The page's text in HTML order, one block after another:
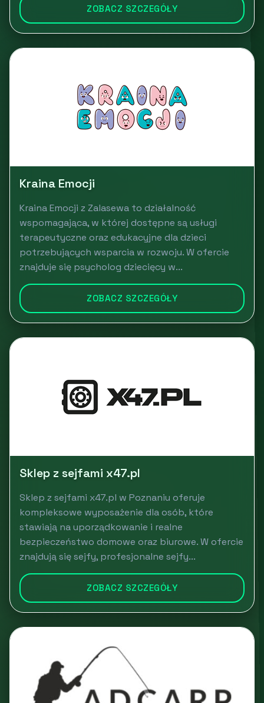
ZOBACZ SZCZEGÓŁY
Kraina Emocji
Kraina Emocji z Zalasewa to działalność
wspomagająca, w której dostępne są usługi
terapeutyczne oraz edukacyjne dla dzieci
potrzebujących wsparcia w rozwoju. W ofercie
znajduje się psycholog dziecięcy w...
ZOBACZ SZCZEGÓŁY
Sklep z sejfami x47.pl
Sklep z sejfami x47.pl w Poznaniu oferuje
kompleksowe wyposażenie dla osób, które
stawiają na uporządkowanie i realne
bezpieczeństwo domowe oraz biurowe. W ofercie
znajdują się sejfy, profesjonalne sejfy...
ZOBACZ SZCZEGÓŁY